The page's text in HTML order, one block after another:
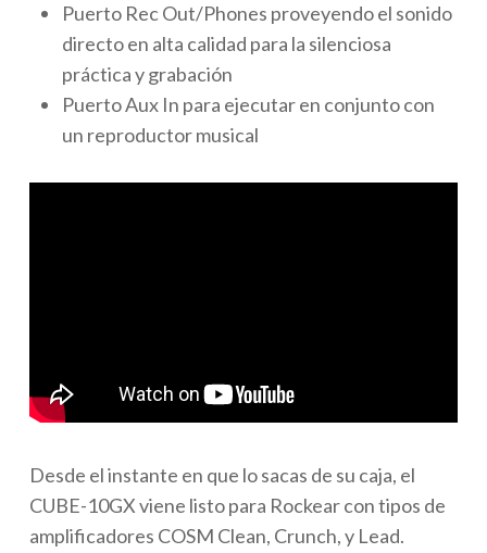
Puerto Rec Out/Phones proveyendo el sonido
directo en alta calidad para la silenciosa
práctica y grabación
Puerto Aux In para ejecutar en conjunto con
un reproductor musical
Desde el instante en que lo sacas de su caja, el
CUBE-10GX viene listo para Rockear con tipos de
amplificadores COSM Clean, Crunch, y Lead.